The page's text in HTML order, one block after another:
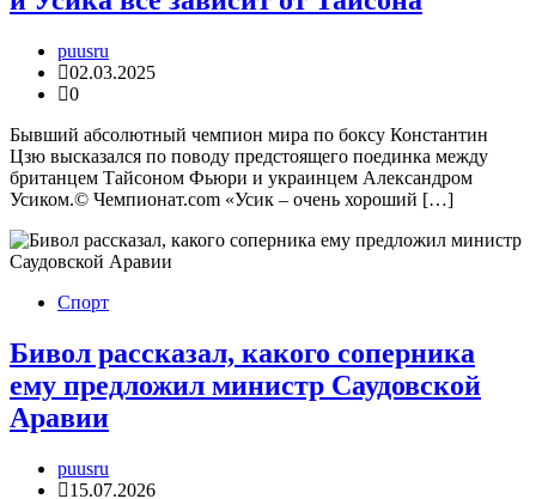
puusru
02.03.2025
0
Бывший абсолютный чемпион мира по боксу Константин
Цзю высказался по поводу предстоящего поединка между
британцем Тайсоном Фьюри и украинцем Александром
Усиком.© Чемпионат.com «Усик – очень хороший […]
Спорт
Бивол рассказал, какого соперника
ему предложил министр Саудовской
Аравии
puusru
15.07.2026